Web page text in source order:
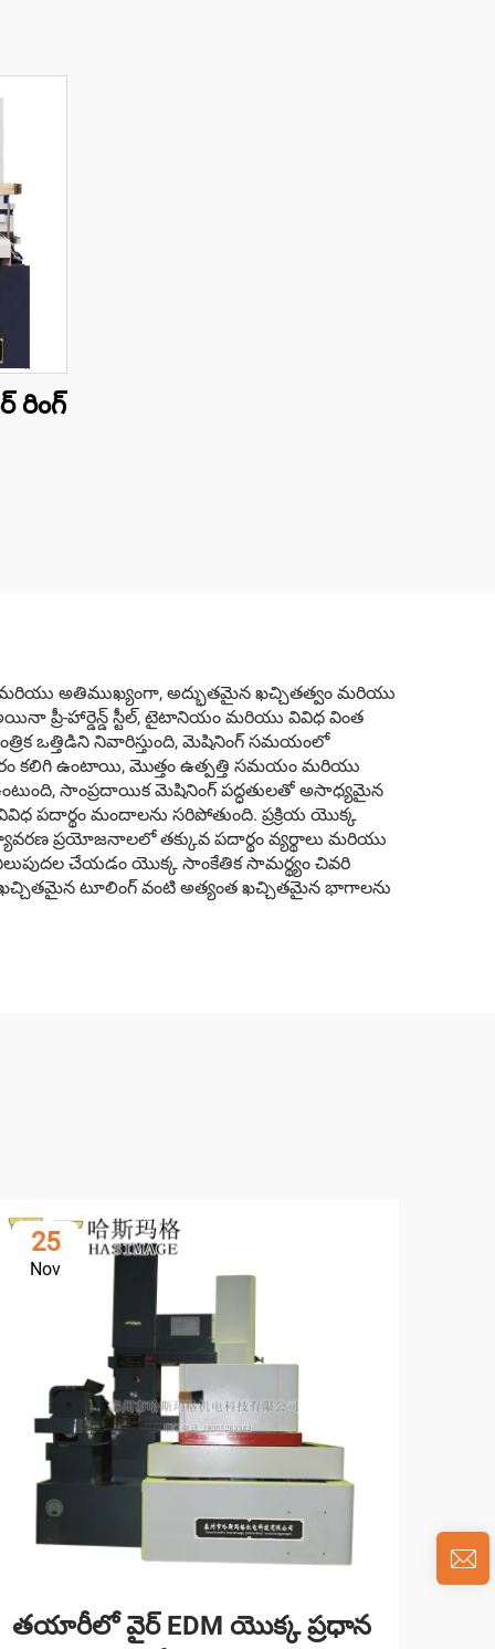
రింగ్
అతిముఖ్యంగా, అద్భుతమైన ఖచ్చితత్వం మరియు
ప్రీ-హార్డెన్డ్ స్టీల్, టైటానియం మరియు వివిధ వింత
ఒత్తిడిని నివారిస్తుంది, మెషినింగ్ సమయంలో
కలిగి ఉంటాయి, మొత్తం ఉత్పత్తి సమయం మరియు
ఉంటుంది, సాంప్రదాయిక మెషినింగ్ పద్ధతులతో అసాధ్యమైన
పదార్థం మందాలను సరిపోతుంది. ప్రక్రియ యొక్క
ప్రయోజనాలలో తక్కువ పదార్థం వ్యర్థాలు మరియు
నిలుపుదల చేయడం యొక్క సాంకేతిక సామర్థ్యం చివరి
టూలింగ్ వంటి అత్యంత ఖచ్చితమైన భాగాలను
25
Nov
తయారీలో వైర్ EDM యొక్క ప్రధాన